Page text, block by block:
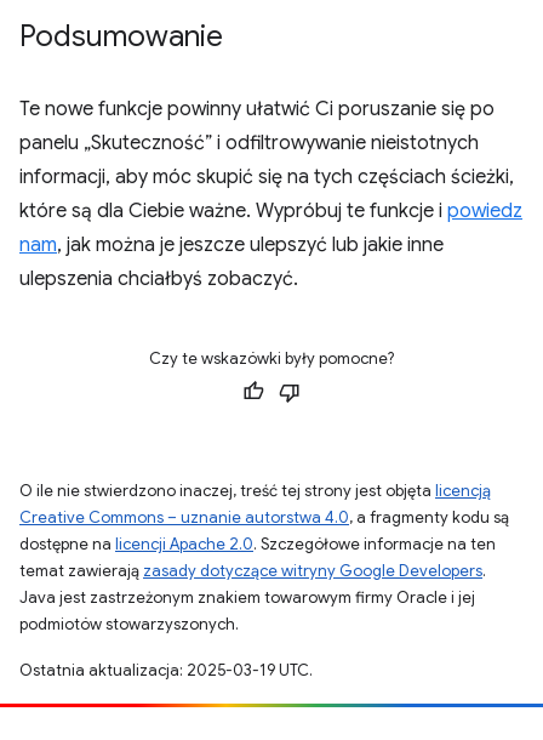
Podsumowanie
Te nowe funkcje powinny ułatwić Ci poruszanie się po
panelu „Skuteczność” i odfiltrowywanie nieistotnych
informacji, aby móc skupić się na tych częściach ścieżki,
które są dla Ciebie ważne. Wypróbuj te funkcje i powiedz
nam, jak można je jeszcze ulepszyć lub jakie inne
ulepszenia chciałbyś zobaczyć.
Czy te wskazówki były pomocne?
O ile nie stwierdzono inaczej, treść tej strony jest objęta licencją
Creative Commons – uznanie autorstwa 4.0, a fragmenty kodu są
dostępne na licencji Apache 2.0. Szczegółowe informacje na ten
temat zawierają zasady dotyczące witryny Google Developers.
Java jest zastrzeżonym znakiem towarowym firmy Oracle i jej
podmiotów stowarzyszonych.
Ostatnia aktualizacja: 2025-03-19 UTC.